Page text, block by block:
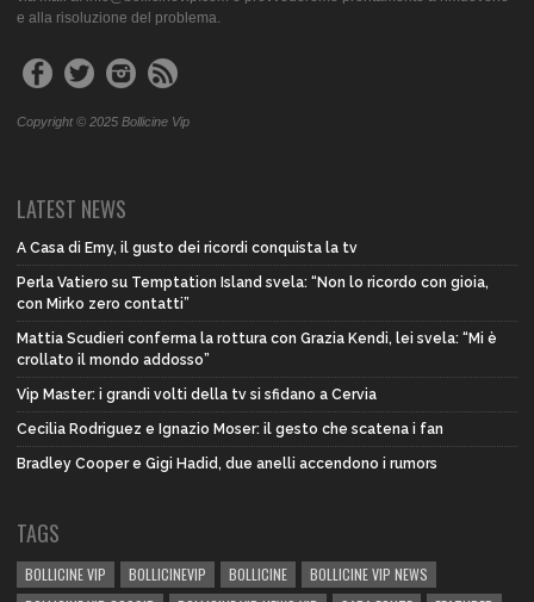
e alla risoluzione del problema.
Copyright © 2025 Bollicine Vip
LATEST NEWS
A Casa di Emy, il gusto dei ricordi conquista la tv
Perla Vatiero su Temptation Island svela: “Non lo ricordo con gioia,
con Mirko zero contatti”
Mattia Scudieri conferma la rottura con Grazia Kendi, lei svela: “Mi è
crollato il mondo addosso”
Vip Master: i grandi volti della tv si sfidano a Cervia
Cecilia Rodriguez e Ignazio Moser: il gesto che scatena i fan
Bradley Cooper e Gigi Hadid, due anelli accendono i rumors
TAGS
BOLLICINE VIP BOLLICINEVIP BOLLICINE
BOLLICINE VIP NEWS